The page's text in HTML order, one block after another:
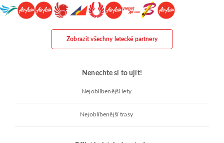
Zobrazit všechny letecké partnery
Nenechte si to ujít!
Nejoblíbenější lety
Nejoblíbenější trasy